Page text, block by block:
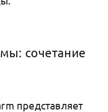
сочетание
представляет